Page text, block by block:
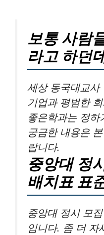
보통 사람
라고 하던
세상 동국대교사
기업과 평범한
좋은학과는 정하
궁금한 내용은
랍니다.
중앙대 정
배치표 표
중앙대 정시 모
입니다. 좀 더 자